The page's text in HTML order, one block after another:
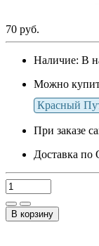
70 руб.
Наличие: В
Можно
Красный
При заказе
Доставка по
В корзину